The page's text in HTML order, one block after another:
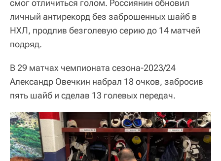
смог отличиться голом. Россиянин обновил
личный антирекорд без заброшенных шайб в
НХЛ, продлив безголевую серию до 14 матчей
подряд.
В 29 матчах чемпионата сезона-2023/24
Александр Овечкин набрал 18 очков, забросив
пять шайб и сделав 13 голевых передач.